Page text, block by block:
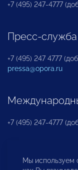
+7 (495) 247-4777
Пресс-служба
+7 (495) 247 4777
pressa@opora.ru
+7 (495) 247-4777
Бюро по
Мы используем